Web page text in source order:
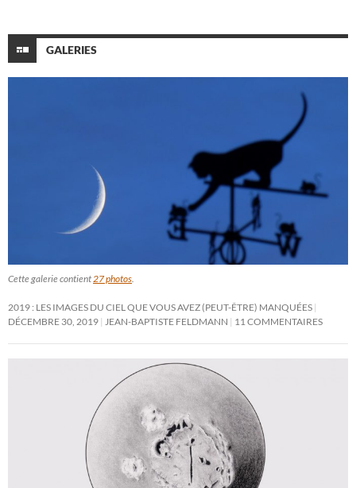
GALERIES
Cette galerie contient27 photos.
2019 : LES IMAGES DU CIEL QUE VOUS AVEZ (PEUT-ÊTRE) MANQUÉES
DÉCEMBRE 30, 2019 JEAN-BAPTISTE FELDMANN 11 COMMENTAIRES